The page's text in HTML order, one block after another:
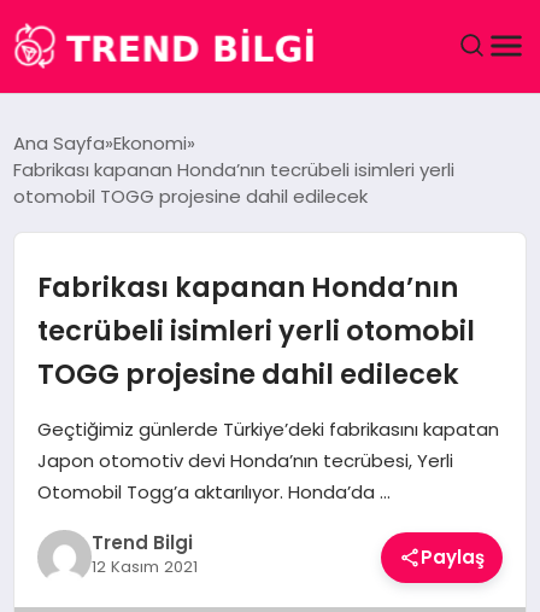
DÜNYA
MAGAZIN
SAĞLIK
SPOR
TEKNOLOJI
Ana Sayfa Ekonomi
Fabrikası kapanan Honda’nın tecrübeli isimleri yerli
otomobil TOGG projesine dahil edilecek
Fabrikası kapanan Honda’nın
tecrübeli isimleri yerli otomobil
TOGG projesine dahil edilecek
Geçtiğimiz günlerde Türkiye’deki fabrikasını kapatan
Japon otomotiv devi Honda’nın tecrübesi, Yerli
Otomobil Togg’a aktarılıyor. Honda’da …
Trend Bilgi
12 Kasım 2021 Paylaş